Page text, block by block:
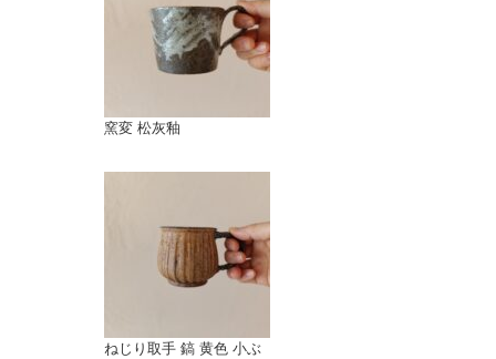
窯変 松灰釉
ねじり取手 鎬 黄色 小ぶ